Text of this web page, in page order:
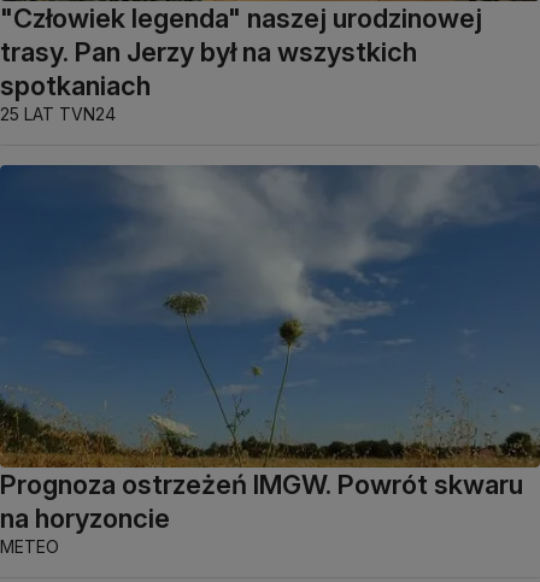
"Człowiek legenda" naszej urodzinowej
trasy. Pan Jerzy był na wszystkich
spotkaniach
25 LAT TVN24
Prognoza ostrzeżeń IMGW. Powrót skwaru
na horyzoncie
METEO